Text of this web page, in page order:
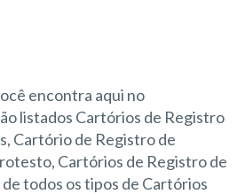
encontra aqui no
listados Cartórios de Registro
Cartório de Registro de
Cartórios de Registro de
todos os tipos de Cartórios